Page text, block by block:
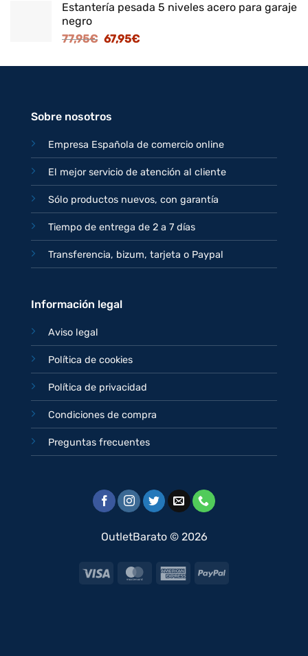
original
125,95€.
actual
Estantería pesada 5 niveles acero para garaje
negro
77,95€ El
original
67,95€El
actual
Sobre nosotros
Empresa Española de comercio online
El mejor servicio de atención al cliente
Sólo productos nuevos, con garantía
Tiempo de entrega de 2 a 7 días
Transferencia, bizum, tarjeta o Paypal
Información legal
Aviso legal
Política de cookies
Política de privacidad
Condiciones de compra
Preguntas frecuentes
OutletBarato © 2026
Visa MasterCardAmericanPayPal